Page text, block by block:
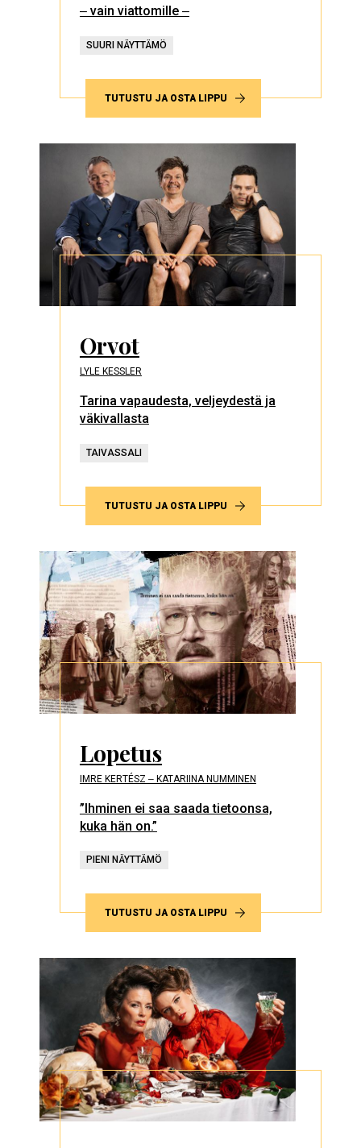
‒ vain viattomille ‒
SUURI NÄYTTÄMÖ
TUTUSTU JA OSTA LIPPU
Orvot
LYLE KESSLER
Tarina vapaudesta, veljeydestä ja
väkivallasta
TAIVASSALI
TUTUSTU JA OSTA LIPPU
Lopetus
IMRE KERTÉSZ ‒ KATARIINA NUMMINEN
”Ihminen ei saa saada tietoonsa,
kuka hän on.”
PIENI NÄYTTÄMÖ
TUTUSTU JA OSTA LIPPU